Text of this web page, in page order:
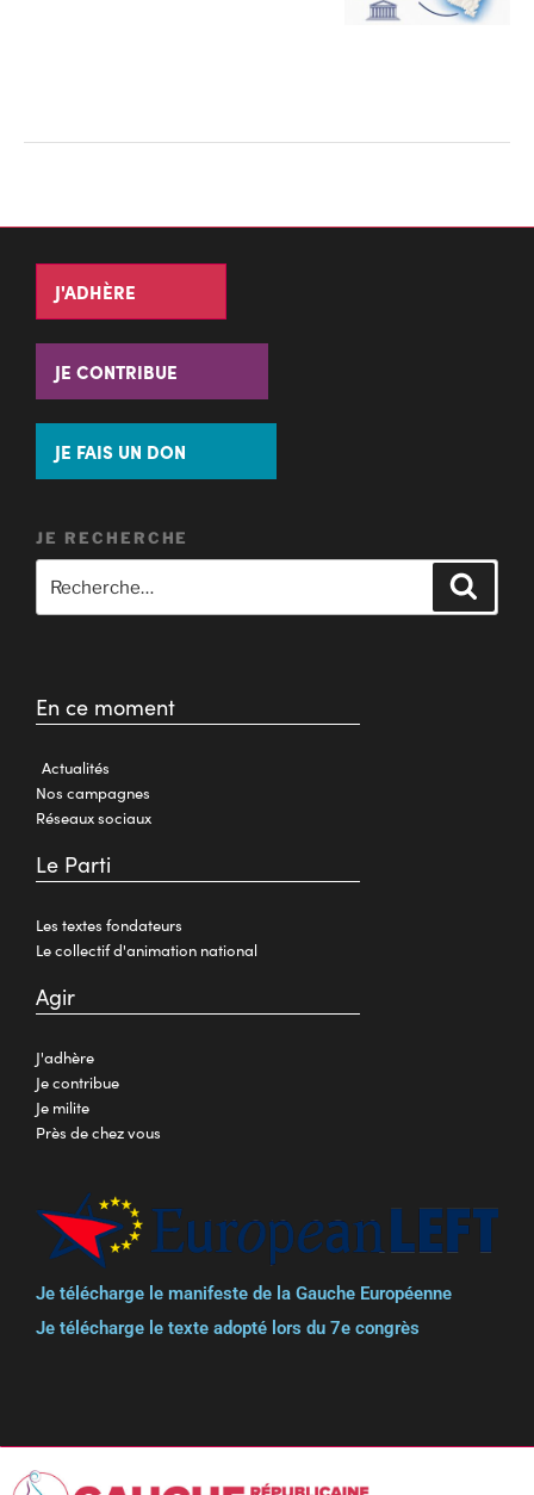
J'ADHÈRE
JE CONTRIBUE
JE FAIS UN DON
JE RECHERCHE
En ce moment
Actualités
Nos campagnes
Réseaux sociaux
Le Parti
Les textes fondateurs
Le collectif d'animation national
Agir
J'adhère
Je contribue
Je milite
Près de chez vous
Je télécharge le manifeste de la Gauche Européenne
Je télécharge le texte adopté lors du 7e congrès